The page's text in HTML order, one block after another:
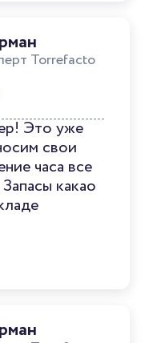
Torrefacto
Это уже
свои
часа все
какао